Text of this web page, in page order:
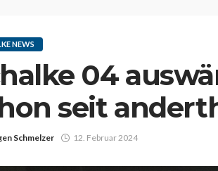
NEWS
04
seit
Schmelzer 12. Februar 2024